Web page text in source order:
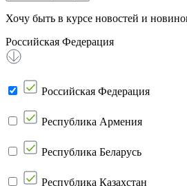
Хочу быть в курсе новостей и
Российская Федерация
Российская Федерация
Республика Армения
Республика Беларусь
Республика Казахстан